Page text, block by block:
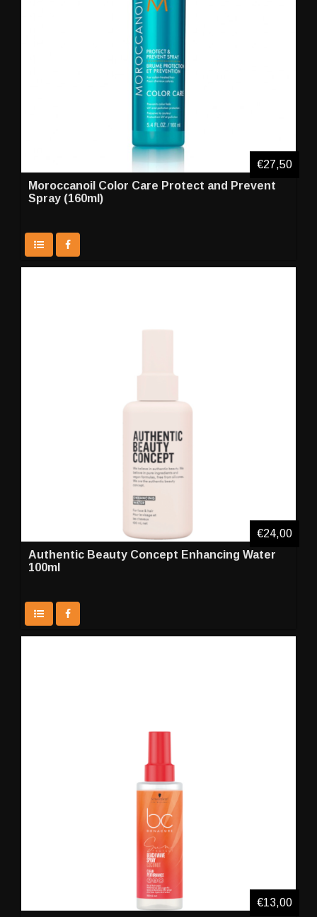
Moroccanoil Color Care Protect and Prevent
Spray (160ml)
€27,50
Authentic Beauty Concept Enhancing Water
100ml
€24,00
€13,00